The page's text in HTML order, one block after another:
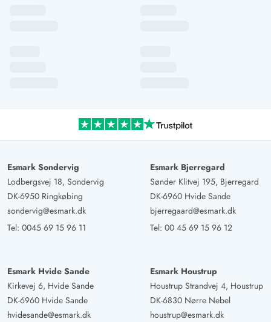
Esmark Sondervig
Lodbergsvej 18, Sondervig
DK-6950 Ringkøbing
sondervig@esmark.dk
Tel: 0045 69 15 96 11
Esmark Bjerregard
Sønder Klitvej 195, Bjerregard
DK-6960 Hvide Sande
bjerregaard@esmark.dk
Tel: 00 45 69 15 96 12
Esmark Hvide Sande
Kirkevej 6, Hvide Sande
DK-6960 Hvide Sande
hvidesande@esmark.dk
Esmark Houstrup
Houstrup Strandvej 4, Houstrup
DK-6830 Nørre Nebel
houstrup@esmark.dk